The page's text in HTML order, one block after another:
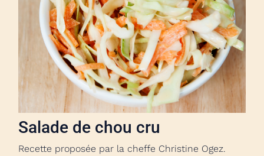
Salade de chou cru
Recette proposée par la cheffe Christine Ogez.